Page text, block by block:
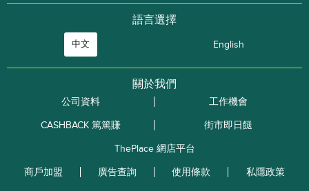
語言選擇
中文 English
關於我們
公司資料
工作機會
CASHBACK 篤篤賺
街市即日餸
ThePlace 網店平台
商戶加盟
廣告查詢 使用條款 私隱政策